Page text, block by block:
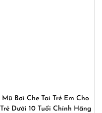
Mũ Bơi Che Tai Trẻ Em Cho
Trẻ Dưới 10 Tuổi Chính Hãng